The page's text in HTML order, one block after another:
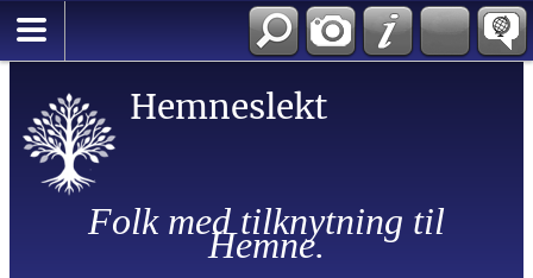
Hemneslekt
Folk med tilknytning til
Hemne.